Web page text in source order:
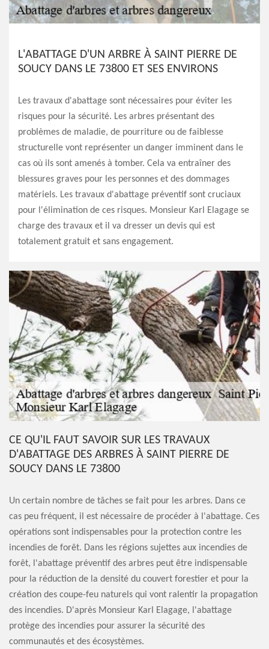
L'ABATTAGE D'UN ARBRE À SAINT PIERRE DE
SOUCY DANS LE 73800 ET SES ENVIRONS
Les travaux d'abattage sont nécessaires pour éviter les
risques pour la sécurité. Les arbres présentant des
problèmes de maladie, de pourriture ou de faiblesse
structurelle vont représenter un danger imminent dans le
cas où ils sont amenés à tomber. Cela va entraîner des
blessures graves pour les personnes et des dommages
matériels. Les travaux d'abattage préventif sont cruciaux
pour l'élimination de ces risques. Monsieur Karl Elagage se
charge des travaux et il va dresser un devis qui est
totalement gratuit et sans engagement.
CE QU'IL FAUT SAVOIR SUR LES TRAVAUX
D'ABATTAGE DES ARBRES À SAINT PIERRE DE
SOUCY DANS LE 73800
Un certain nombre de tâches se fait pour les arbres. Dans ce
cas peu fréquent, il est nécessaire de procéder à l'abattage. Ces
opérations sont indispensables pour la protection contre les
incendies de forêt. Dans les régions sujettes aux incendies de
forêt, l'abattage préventif des arbres peut être indispensable
pour la réduction de la densité du couvert forestier et pour la
création des coupe-feu naturels qui vont ralentir la propagation
des incendies. D'après Monsieur Karl Elagage, l'abattage
protège des incendies pour assurer la sécurité des
communautés et des écosystèmes.